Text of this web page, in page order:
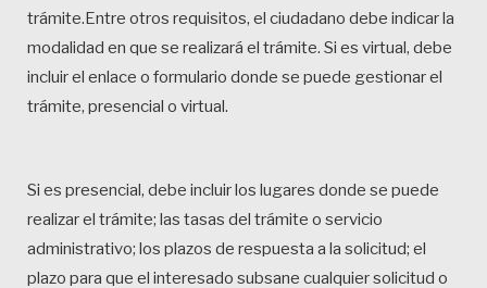
trámite.Entre otros requisitos, el ciudadano debe indicar la
modalidad en que se realizará el trámite. Si es virtual, debe
incluir el enlace o formulario donde se puede gestionar el
trámite, presencial o virtual.
Si es presencial, debe incluir los lugares donde se puede
realizar el trámite; las tasas del trámite o servicio
administrativo; los plazos de respuesta a la solicitud; el
plazo para que el interesado subsane cualquier solicitud o